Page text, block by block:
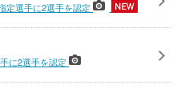
定選手に2選手を認定
に2選手を認定